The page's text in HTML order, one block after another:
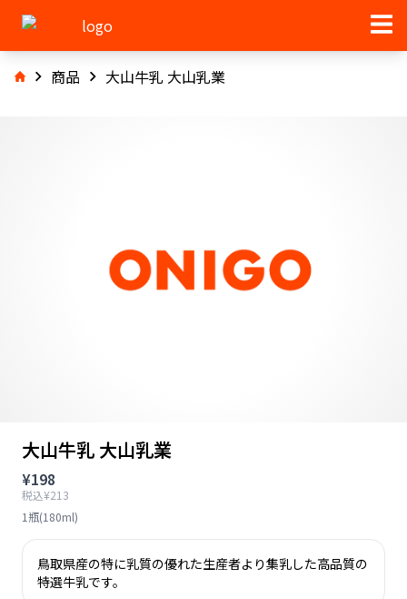
商品 大山牛乳 大山乳業
大山牛乳 大山乳業
¥198
税込¥213
1瓶(180ml)
鳥取県産の特に乳質の優れた生産者より集乳した高品質の
特選牛乳です。